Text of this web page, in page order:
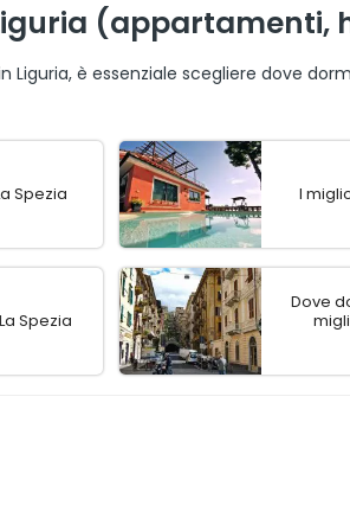
(appartamenti,
Liguria, è essenziale scegliere dove
Spezia I
Spezia
Dove